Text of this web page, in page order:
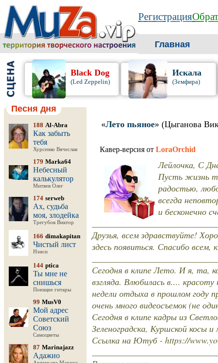
Регистрация
Главная
Black Dog
(Led Zeppelin)
Искала
(Земфира)
Песня дня
188 Al-Abra
Как забыть
тебя
Хурсенко Вячеслав
179 Marka64
Небесный
калькулятор
Митяев Олег
174 serweb
Ах, судьба
моя, злодейка
Трегубов Виктор
166 dimakapitan
Чистый лист
Нэнси
144 ptica
Ты мне не
снишься
Поющие гитары
99 MusV0
Мой адрес
Советский
Союз
Самоцветы
87 Marinajazz
Адажио
«Лето пьяное» (Цыганова
Кавер-версия от LoraOrchid
Лейлочка, С
Пусть жизнь
радостью,
всегда
и бесконечно
Друзья, всем здравствуйте!
здесь появиться. Спасибо всем,
Сегодня в клипе Лето. И я, та,
взгляда. Влюбилась в....
недели отдыха в прошлом году
очень много видеосъемок (не
Сегодня в клипе кадры из
Зеленоградска, Куршской косы
Ссылка на Ютуб - https://